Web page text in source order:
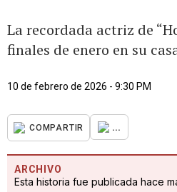
La recordada actriz de
finales de enero en su
10 de febrero de 2026 - 9:30 PM
COMPARTIR ...
ARCHIVO
Esta historia fue publicada hace